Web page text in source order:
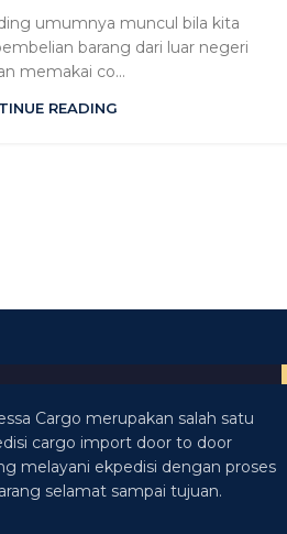
umumnya muncul bila kita
barang dari luar negeri
memakai co...
READING
Cargo merupakan salah satu
cargo import door to door
melayani ekpedisi dengan proses
selamat sampai tujuan.